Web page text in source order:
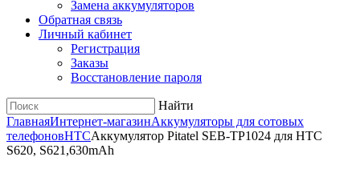
Замена аккумуляторов
Обратная связь
Личный кабинет
Регистрация
Заказы
Восстановление пароля
Найти
ГлавнаяИнтернет-магазинАккумуляторы для сотовых
телефоновHTCАккумулятор Pitatel SEB-TP1024 для HTC
S620, S621,630mAh